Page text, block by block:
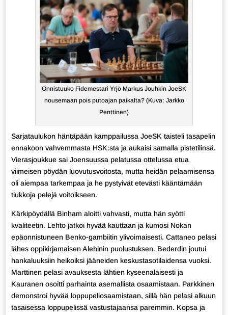
Onnistuuko Fidemestari Yrjö Markus Jouhkin JoeSK
nousemaan pois putoajan paikalta? (Kuva: Jarkko
Penttinen)
Sarjataulukon häntäpään kamppailussa JoeSK taisteli tasapelin
ennakoon vahvemmasta HSK:sta ja aukaisi samalla pistetilinsä.
Vierasjoukkue sai Joensuussa pelatussa ottelussa etua
viimeisen pöydän luovutusvoitosta, mutta heidän pelaamisensa
oli aiempaa tarkempaa ja he pystyivät etevästi kääntämään
tiukkoja pelejä voitoikseen.
Kärkipöydällä Binham aloitti vahvasti, mutta hän syötti
kvaliteetin. Lehto jatkoi hyvää kauttaan ja kumosi Nokan
epäonnistuneen Benko-gambiitin ylivoimaisesti. Cattaneo pelasi
lähes oppikirjamaisen Alehinin puolustuksen. Bederdin joutui
hankaluuksiin heikoiksi jääneiden keskustasotilaidensa vuoksi.
Marttinen pelasi avauksesta lähtien kyseenalaisesti ja
Kauranen osoitti parhainta asemallista osaamistaan. Parkkinen
demonstroi hyvää loppupeliosaamistaan, sillä hän pelasi alkuun
tasaisessa loppupelissä vastustajaansa paremmin. Kopsa ja